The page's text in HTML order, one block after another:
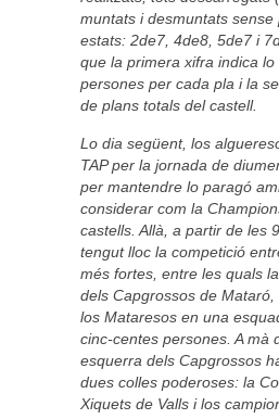
muntats i desmuntats sense
estats: 2de7, 4de8, 5de7 i
que la primera xifra indica
persones per cada pla i la
de plans totals del castell.
Lo dia següent, los
TAP per la jornada de
per mantendre lo paragó
considerar com la
castells. Allà, a partir de les
tengut lloc la competició
més fortes, entre les quals
dels Capgrossos de
los Mataresos en una
cinc-centes persones. A mà
esquerra dels Capgrossos
dues colles poderoses: la
Xiquets de Valls i los